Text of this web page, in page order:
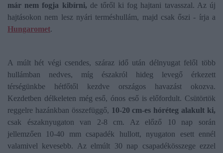
már nem fogja kibírni, de tőről ki fog hajtani tavasszal. Az új
hajtásokon nem lesz nyári terméshullám, majd csak őszi - írja a
Hungaromet.
A múlt hét végi csendes, száraz idő után délnyugat felől több
hullámban nedves, míg északról hideg levegő érkezett
térségünkbe hétfőtől kezdve országos havazást okozva.
Kezdetben délkeleten még eső, ónos eső is előfordult. Csütörtök
reggelre hazánkban összefüggő, 10-20 cm-es hóréteg alakult ki,
csak északnyugaton van 2-8 cm. Az előző 10 nap során
jellemzően 10-40 mm csapadék hullott, nyugaton esett ennél
valamivel kevesebb. Az elmúlt 30 nap csapadékösszege ezzel